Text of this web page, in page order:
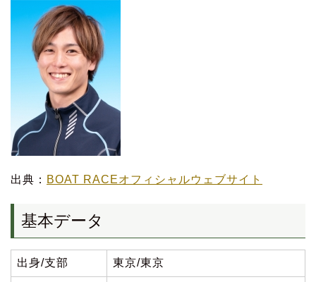
出典： BOAT RACEオフィシャルウェブサイト
基本データ
出身/支部 東京/東京